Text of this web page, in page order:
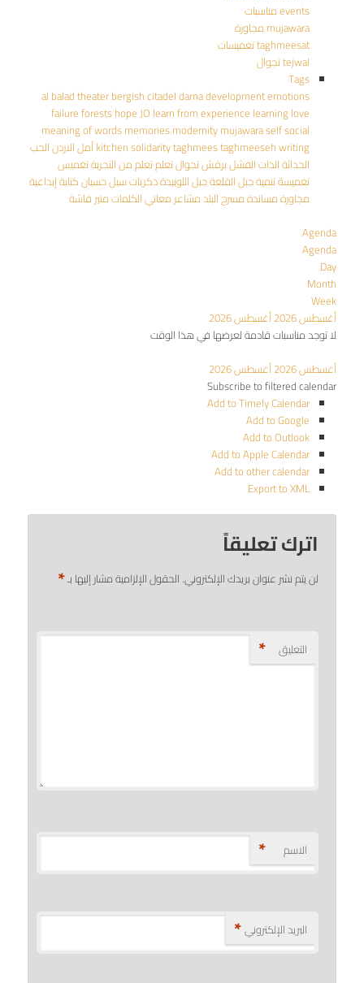
events مناسبات
mujawara مجاورة
taghmeesat تغميسات
tejwal تجوال
Tags
al balad theaterbergishcitadeldarnadevelopmentemotions
failureforestshopeJO learn from experience learninglove
meaning of wordsmemoriesmodernitymujawaraselfsocial
kitchensolidaritytaghmeestaghmeesehwriting أملالاردنالحب
الحداثةالذاتالفشلبرقشتجوالتعلمتعلم من التجربةتغميس
تغميسةتنميةجبل القلعةجبل اللويبدةذكرياتسيل حسبانكتابة إبداعية
مجاورةمساندةمسرح البلدمشاعر معاني الكلماتمنير فاشة
Agenda
Agenda
Day
Month
Week
أغسطس 2026
أغسطس 2026
لا توجد مناسبات قادمة لعرضها في هذا الوقت
أغسطس 2026
أغسطس 2026
Subscribe to filtered calendar
Add to Timely Calendar
Add to Google
Add to Outlook
Add to Apple Calendar
Add to other calendar
Export to XML
اترك تعليقاً
لن يتم نشر عنوان بريدك الإلكتروني. الحقول الإلزامية مشار إليها بـ*
التعليق *
الاسم *
البريد الإلكتروني*